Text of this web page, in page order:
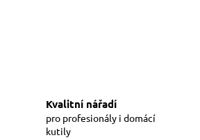
Kvalitní nářadí
pro profesionály i domácí
kutily